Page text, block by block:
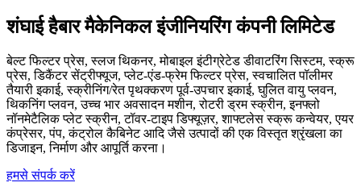
शंघाई हैबार मैकेनिकल इंजीनियरिंग कंपनी लिमिटेड
बेल्ट फिल्टर प्रेस, स्लज थिकनर, मोबाइल इंटीग्रेटेड डीवाटरिंग सिस्टम, स्क्रू
प्रेस, डिकैंटर सेंट्रीफ्यूज, प्लेट-एंड-फ्रेम फिल्टर प्रेस, स्वचालित पॉलीमर
तैयारी इकाई, स्क्रीनिंग/रेत पृथक्करण पूर्व-उपचार इकाई, घुलित वायु प्लवन,
थिकनिंग प्लवन, उच्च भार अवसादन मशीन, रोटरी ड्रम स्क्रीन, इनफ्लो
नॉनमेटैलिक प्लेट स्क्रीन, टॉवर-टाइप डिफ्यूज़र, शाफ्टलेस स्क्रू कन्वेयर, एयर
कंप्रेसर, पंप, कंट्रोल कैबिनेट आदि जैसे उत्पादों की एक विस्तृत श्रृंखला का
डिजाइन, निर्माण और आपूर्ति करना।
हमसे संपर्क करें